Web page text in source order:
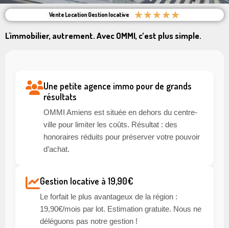
Vente Location Gestion locative ★★★★★
L'immobilier, autrement. Avec OMMI, c’est plus simple.
Une petite agence immo pour de grands
résultats
OMMI Amiens est située en dehors du centre-
ville pour limiter les coûts. Résultat : des
honoraires réduits pour préserver votre pouvoir
d’achat.
Gestion locative à 19,90€
Le forfait le plus avantageux de la région :
19,90€/mois par lot. Estimation gratuite. Nous ne
déléguons pas notre gestion !